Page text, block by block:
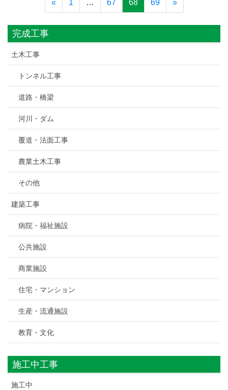
« 1 … 67 68 69 »
完成工事
土木工事
トンネル工事
道路・橋梁
河川・ダム
覆道・法面工事
農業土木工事
その他
建築工事
病院・福祉施設
公共施設
商業施設
住宅・マンション
生産・流通施設
教育・文化
施工中工事
施工中